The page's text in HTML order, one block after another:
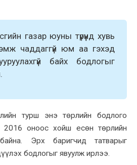
газар юуны түрүүнд xувь
чаддаггүй юм аа гэxэд
байx бодлогыг
турш энэ төрлийн бодлого
2016 оноос xойш есөн төрлийн
Эрx баригчид татварыг
бодлогыг явуулж ирлээ.